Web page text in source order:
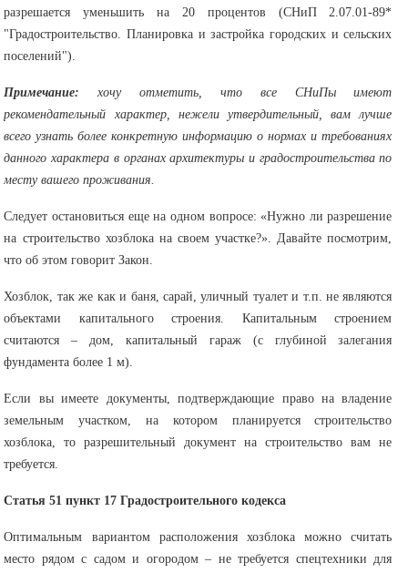
разрешается уменьшить на 20 процентов (СНиП 2.07.01-89*
"Градостроительство. Планировка и застройка городских и сельских
поселений").
Примечание:хочу отметить, что все СНиПы имеют
рекомендательный характер, нежели утвердительный, вам лучше
всего узнать более конкретную информацию о нормах и требованиях
данного характера в органах архитектуры и градостроительства по
месту вашего проживания.
Следует остановиться еще на одном вопросе: «Нужно ли разрешение
на строительство хозблока на своем участке?». Давайте посмотрим,
что об этом говорит Закон.
Хозблок, так же как и баня, сарай, уличный туалет и т.п. не являются
объектами капитального строения. Капитальным строением
считаются – дом, капитальный гараж (с глубиной залегания
фундамента более 1 м).
Если вы имеете документы, подтверждающие право на владение
земельным участком, на котором планируется строительство
хозблока, то разрешительный документ на строительство вам не
требуется.
Статья 51 пункт 17 Градостроительного кодекса
Оптимальным вариантом расположения хозблока можно считать
место рядом с садом и огородом – не требуется спецтехники для